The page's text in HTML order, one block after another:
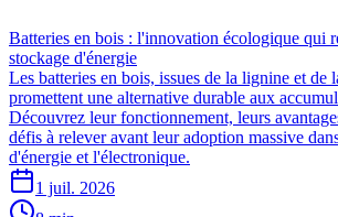
Batteries en bois : l'innovation écologique qui
stockage d'énergie
Les batteries en bois, issues de la lignine et de
promettent une alternative durable aux
Découvrez leur fonctionnement, leurs
défis à relever avant leur adoption massive
d'énergie et l'électronique.
1 juil. 2026